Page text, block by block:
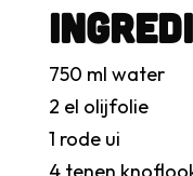
750 ml water
2 el olijfolie
1 rode ui